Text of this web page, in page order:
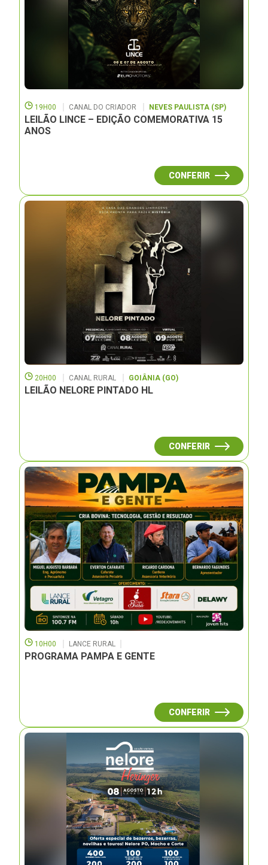
19H00 CANAL DO CRIADOR NEVES PAULISTA (SP)
LEILÃO LINCE – EDIÇÃO COMEMORATIVA 15
ANOS
CONFERIR
20H00 CANAL RURAL GOIÂNIA (GO)
LEILÃO NELORE PINTADO HL
CONFERIR
10H00 LANCE RURAL
PROGRAMA PAMPA E GENTE
CONFERIR